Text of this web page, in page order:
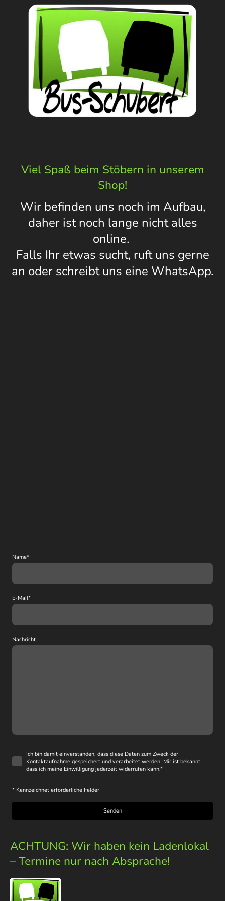
Viel Spaß beim Stöbern in unserem
Shop!
Wir befinden uns noch im Aufbau,
daher ist noch lange nicht alles
online.
Falls Ihr etwas sucht, ruft uns gerne
an oder schreibt uns eine WhatsApp.
Name*
E-Mail*
Nachricht
Ich bin damit einverstanden, dass diese Daten zum Zweck der
Kontaktaufnahme gespeichert und verarbeitet werden. Mir ist bekannt,
dass ich meine Einwilligung jederzeit widerrufen kann.*
* Kennzeichnet erforderliche Felder
Senden
ACHTUNG: Wir haben kein Ladenlokal
– Termine nur nach Absprache!